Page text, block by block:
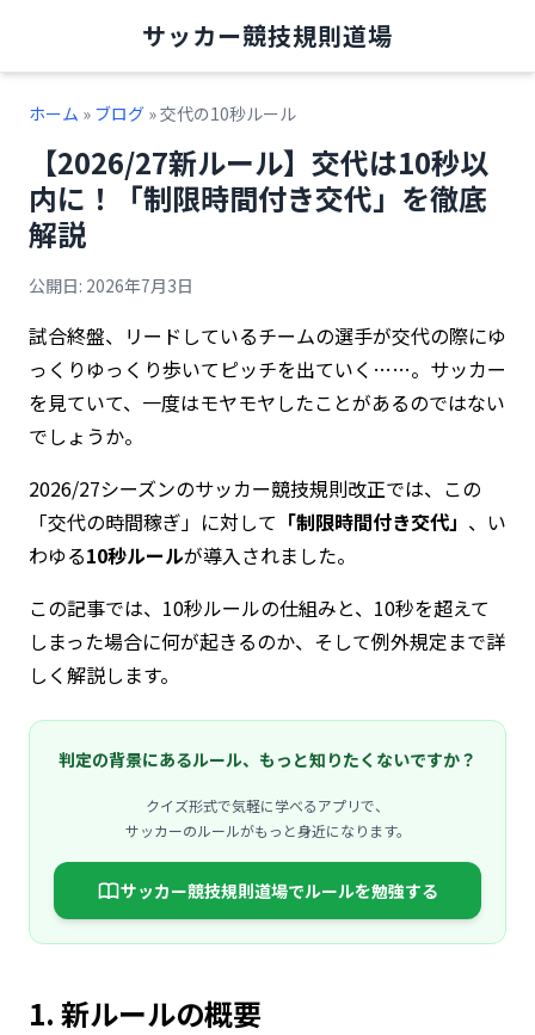
サッカー競技規則道場
ホーム » ブログ » 交代の10秒ルール
【2026/27新ルール】交代は10秒以
内に！「制限時間付き交代」を徹底
解説
公開日: 2026年7月3日
試合終盤、リードしているチームの選手が交代の際にゆ
っくりゆっくり歩いてピッチを出ていく……。サッカー
を見ていて、一度はモヤモヤしたことがあるのではない
でしょうか。
2026/27シーズンのサッカー競技規則改正では、この
「交代の時間稼ぎ」に対して 「制限時間付き交代」 、い
わゆる10秒ルールが導入されました。
この記事では、10秒ルールの仕組みと、10秒を超えて
しまった場合に何が起きるのか、そして例外規定まで詳
しく解説します。
判定の背景にあるルール、もっと知りたくないですか？
クイズ形式で気軽に学べるアプリで、
サッカーのルールがもっと身近になります。
サッカー競技規則道場でルールを勉強する
1. 新ルールの概要